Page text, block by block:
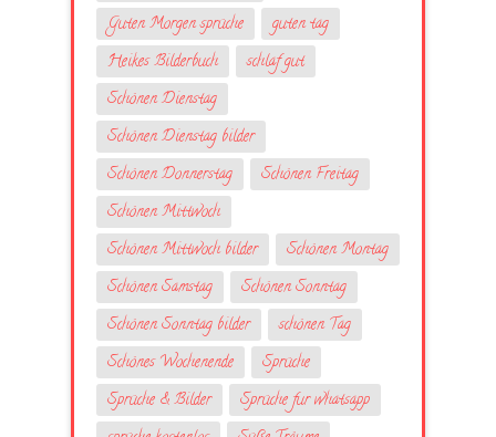
Guten Morgen sprüche
guten tag
Heikes Bilderbuch
schlaf gut
Schönen Dienstag
Schönen Dienstag bilder
Schönen Donnerstag
Schönen Freitag
Schönen Mittwoch
Schönen Mittwoch bilder
Schönen Montag
Schönen Samstag
Schönen Sonntag
Schönen Sonntag bilder
schönen Tag
Schönes Wochenende
Sprüche
Sprüche & Bilder
Sprüche fur whatsapp